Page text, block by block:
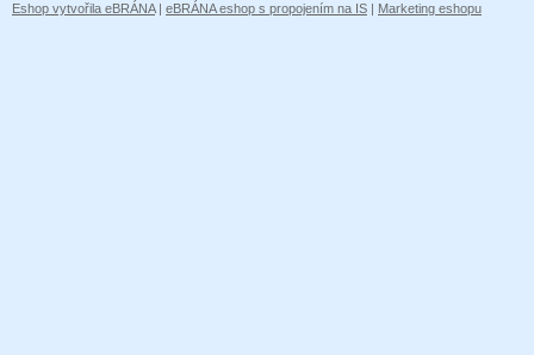
Eshop vytvořila eBRÁNA| eBRÁNA eshop s propojením na IS | Marketing eshopu